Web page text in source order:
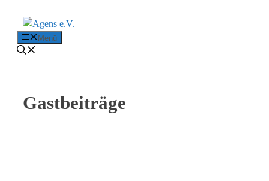
Menü
Gastbeiträge